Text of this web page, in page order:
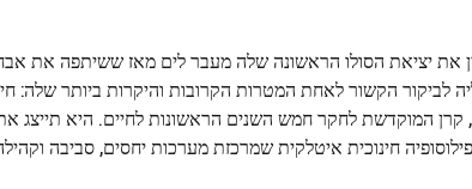
המוקדשת לחקר חמש השנים הראשונות לחיים. היא תייצג